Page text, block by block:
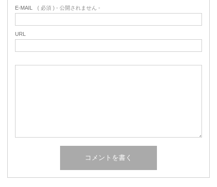
E-MAIL ( 必須 ) - 公開されません -
URL